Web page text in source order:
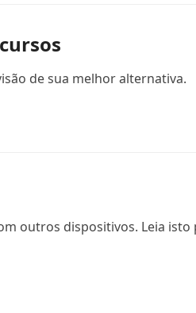
de sua melhor alternativa.
outros dispositivos. Leia isto